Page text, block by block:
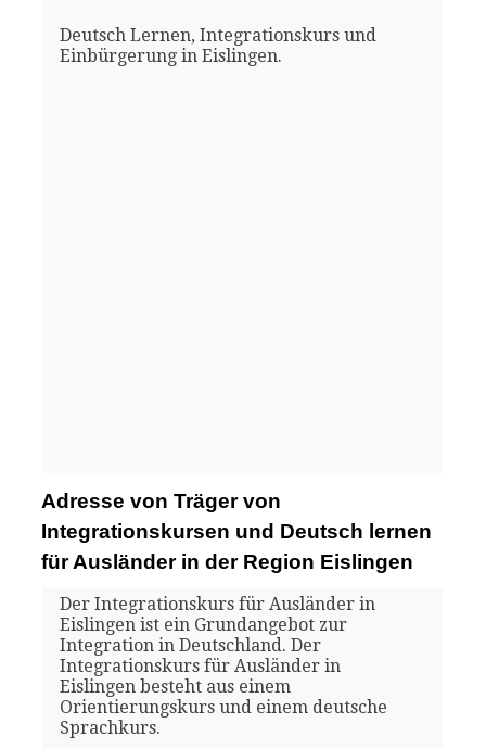
Deutsch Lernen, Integrationskurs und
Einbürgerung in Eislingen.
Adresse von Träger von
Integrationskursen und Deutsch lernen
für Ausländer in der Region Eislingen
Der Integrationskurs für Ausländer in
Eislingen ist ein Grundangebot zur
Integration in Deutschland. Der
Integrationskurs für Ausländer in
Eislingen besteht aus einem
Orientierungskurs und einem deutsche
Sprachkurs.